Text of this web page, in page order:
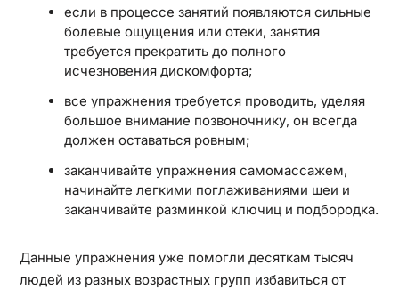
если в процессе занятий появляются сильные
болевые ощущения или отеки, занятия
требуется прекратить до полного
исчезновения дискомфорта;
все упражнения требуется проводить, уделяя
большое внимание позвоночнику, он всегда
должен оставаться ровным;
заканчивайте упражнения самомассажем,
начинайте легкими поглаживаниями шеи и
заканчивайте разминкой ключиц и подбородка.
Данные упражнения уже помогли десяткам тысяч
людей из разных возрастных групп избавиться от